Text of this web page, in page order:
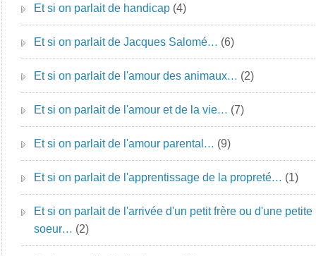
Et si on parlait de handicap (4)
Et si on parlait de Jacques Salomé… (6)
Et si on parlait de l'amour des animaux… (2)
Et si on parlait de l'amour et de la vie… (7)
Et si on parlait de l'amour parental… (9)
Et si on parlait de l'apprentissage de la propreté… (1)
Et si on parlait de l'arrivée d'un petit frère ou d'une petite
soeur… (2)